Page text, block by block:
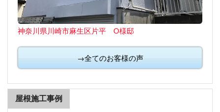
神奈川県川崎市麻生区片平 O様邸
→全てのお客様の声
屋根施工事例